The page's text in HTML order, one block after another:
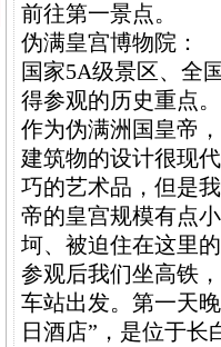
前往第一景点。
伪满皇宫博物院：
国家5A级景区、全
得参观的历史重点
作为伪满洲国皇帝
建筑物的设计很现
巧的艺术品，但是
帝的皇宫规模有点
坷、被迫住在这里
参观后我们坐高铁
车站出发。第一天
日酒店”，是位于